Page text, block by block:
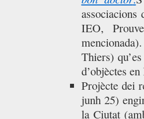
IEO,
Thiers)
d’objèctes
Projècte dei
junh 25)
la Ciutat